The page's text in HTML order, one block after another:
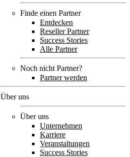
Finde einen Partner
Entdecken
Reseller Partner
Success Stories
Alle Partner
Noch nicht Partner?
Partner werden
Über uns
Über uns
Unternehmen
Karriere
Veranstaltungen
Success Stories